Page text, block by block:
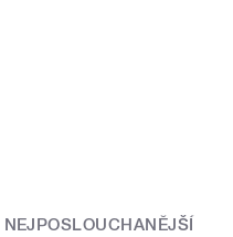
NEJPOSLOUCHANĚJŠÍ